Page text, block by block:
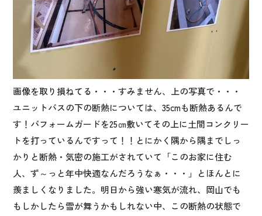
画像を取り損ねてる・・・すみません、上の写真で・・・
ユニットバスの下の断熱については、35cmも断熱あるんで
す！パフォームガードを25㎝敷いてその上に土間コンクリー
トを打っているんですって！！とにかく隅から隅までしっ
かりと断熱・気密の施工がされていて「このお家に住む
人、ず～っと年中快適なんだろうなぁ・・・」とほんとに
羨ましくなりました。明日から強い寒気が流れ、岡山でも
もしかしたら雪が舞うかもしれない中、この断熱の状態で